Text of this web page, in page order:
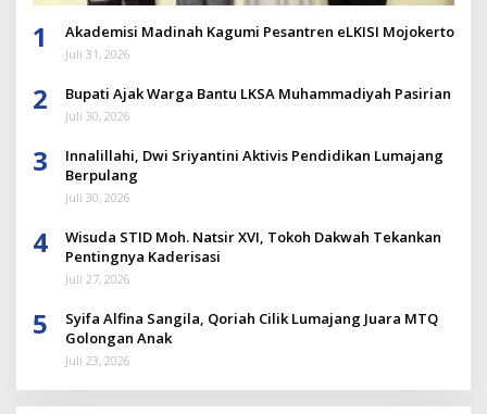
1 Akademisi Madinah Kagumi Pesantren eLKISI Mojokerto
Juli 31, 2026
2 Bupati Ajak Warga Bantu LKSA Muhammadiyah Pasirian
Juli 30, 2026
3
Innalillahi, Dwi Sriyantini Aktivis Pendidikan Lumajang
Berpulang
Juli 30, 2026
4
Wisuda STID Moh. Natsir XVI, Tokoh Dakwah Tekankan
Pentingnya Kaderisasi
Juli 27, 2026
5
Syifa Alfina Sangila, Qoriah Cilik Lumajang Juara MTQ
Golongan Anak
Juli 23, 2026